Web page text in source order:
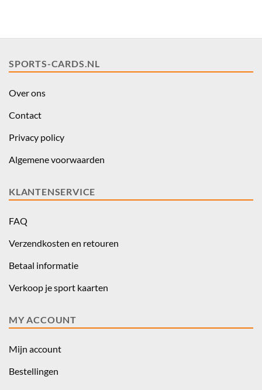
SPORTS-CARDS.NL
Over ons
Contact
Privacy policy
Algemene voorwaarden
KLANTENSERVICE
FAQ
Verzendkosten en retouren
Betaal informatie
Verkoop je sport kaarten
MY ACCOUNT
Mijn account
Bestellingen